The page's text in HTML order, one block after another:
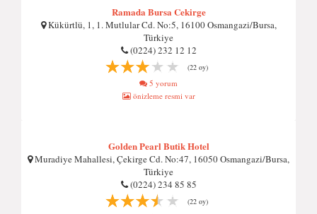
Ramada Bursa Cekirge
Kükürtlü, 1, 1. Mutlular Cd. No:5, 16100 Osmangazi/Bursa,
Türkiye
(0224) 232 12 12
(22 oy)
5 yorum
önizleme resmi var
Golden Pearl Butik Hotel
Muradiye Mahallesi, Çekirge Cd. No:47, 16050 Osmangazi/Bursa,
Türkiye
(0224) 234 85 85
(22 oy)